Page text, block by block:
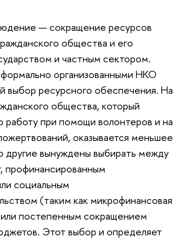
— сокращение ресурсов
общества и его
и частным сектором.
организованными НКО
выбор ресурсного обеспечения. На
общества, который
работу при помощи волонтеров и на
оказывается меньшее
другие вынуждены выбирать между
профинансированным
социальным
(таким как микрофинансовая
постепенным сокращением
Этот выбор и определяет